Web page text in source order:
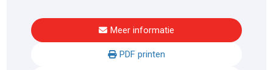
Meer informatie
PDF printen